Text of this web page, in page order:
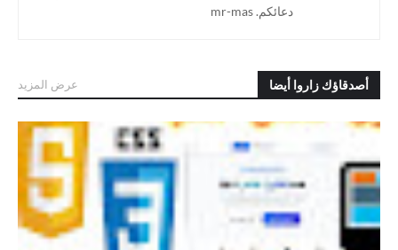
دعائكم. mr-mas
أصدقاؤك زاروا أيضا عرض المزيد
. وداعاً للسجلات الورقية مع "منصة كنترول الماس" الذكية